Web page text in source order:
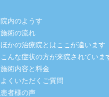
院内のようす
施術の流れ
ほかの治療院とはここが違います
こんな症状の方が来院されていま
施術内容と料金
よくいただくご質問
患者様の声